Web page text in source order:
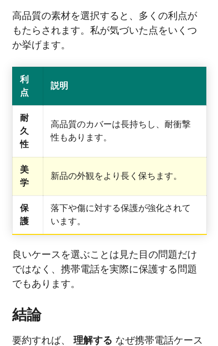
高品質の素材を選択すると、多くの利点が
もたらされます。私が気づいた点をいくつ
か挙げます。
利
点
説明
耐
久
性
高品質のカバーは長持ちし、耐衝撃
性もあります。
美
学
新品の外観をより長く保ちます。
保
護
落下や傷に対する保護が強化されて
います。
良いケースを選ぶことは見た目の問題だけ
ではなく、携帯電話を実際に保護する問題
でもあります。
結論
要約すれば、 理解する なぜ携帯電話ケース